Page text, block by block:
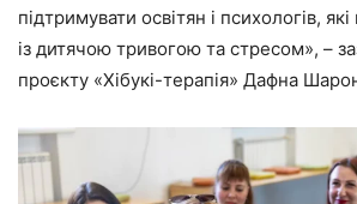
підтримувати освітян і психологів,
із дитячою тривогою та стресом», –
проєкту «Хібукі-терапія» Дафна